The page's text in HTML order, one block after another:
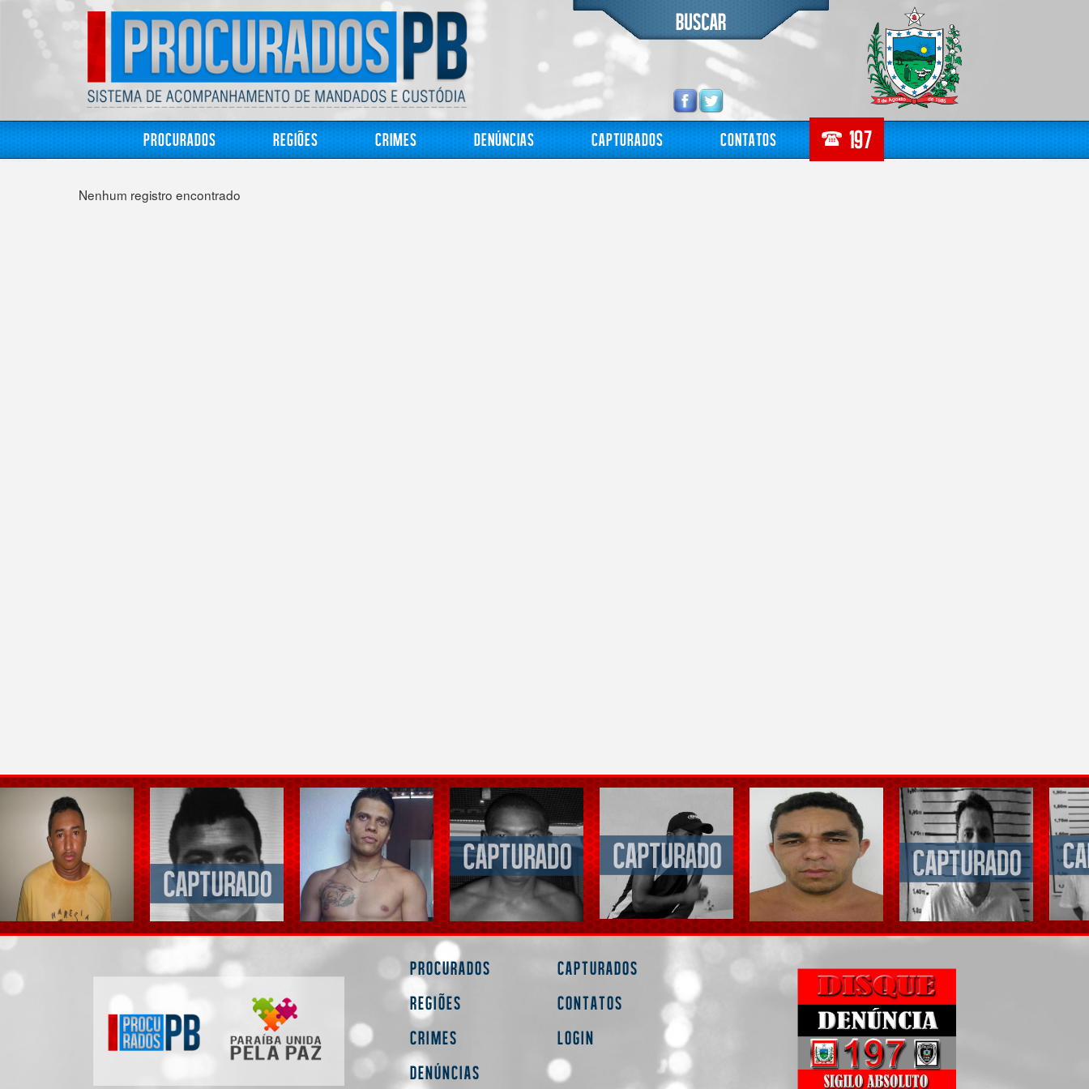
Procurados Regiões Crimes Denúncias Capturados Contatos
Nenhum registro encontrado
Procurados
Regiões
Crimes
Denúncias
Capturados
Contatos
Login